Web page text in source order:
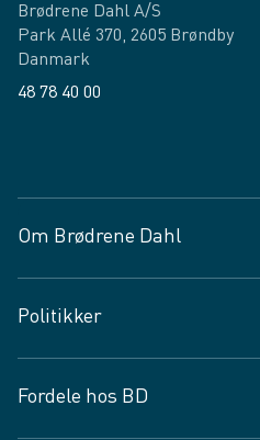
Brødrene Dahl A/S
Park Allé 370, 2605 Brøndby
Danmark
48 78 40 00
Om Brødrene Dahl
Vagttelefon 30 10 89 89
Spørgsmål og svar
Job og karriere
Politikker
Privatlivspolitik
Fordele hos BD